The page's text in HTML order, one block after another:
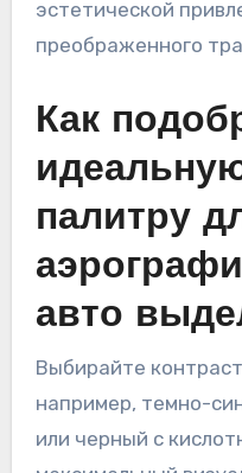
эстетической
преображенного
Как
палитру
авто
Выбирайте
например, темно-
или черный с